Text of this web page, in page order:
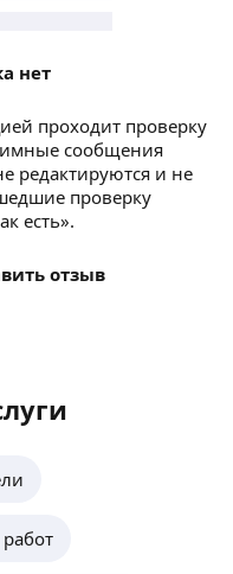
нет
проходит проверку
сообщения
редактируются и не
проверку
есть».
отзыв